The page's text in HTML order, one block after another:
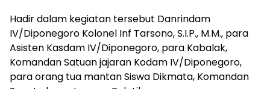
Hadir dalam kegiatan tersebut Danrindam
IV/Diponegoro Kolonel Inf Tarsono, S.I.P., M.M., para
Asisten Kasdam IV/Diponegoro, para Kabalak,
Komandan Satuan jajaran Kodam IV/Diponegoro,
para orang tua mantan Siswa Dikmata, Komandan